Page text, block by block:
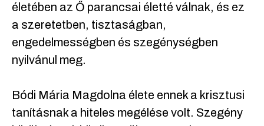
életében az Ő parancsai életté válnak, és ez
a szeretetben, tisztaságban,
engedelmességben és szegénységben
nyilvánul meg.
Bódi Mária Magdolna élete ennek a krisztusi
tanításnak a hiteles megélése volt. Szegény